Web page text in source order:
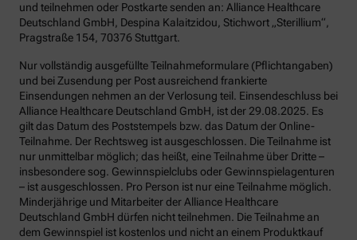
und teilnehmen oder Postkarte senden an: Alliance Healthcare
Deutschland GmbH, Despina Kalaitzidou, Stichwort „Sterillium“,
Pragstraße 154, 70376 Stuttgart.
Nur vollständig ausgefüllte Teilnahmeformulare (Pflichtangaben)
und bei Zusendung per Post ausreichend frankierte
Einsendungen nehmen an der Verlosung teil. Einsendeschluss bei
Alliance Healthcare Deutschland GmbH, ist der 29.08.2025. Es
gilt das Datum des Poststempels bzw. das Datum der Online-
Teilnahme. Der Rechtsweg ist ausgeschlossen. Die Teilnahme ist
nur unmittelbar möglich; das heißt, eine Teilnahme über Dritte –
insbesondere sog. Gewinnspielclubs oder Gewinnspielagenturen
– ist ausgeschlossen. Pro Person ist nur eine Teilnahme möglich.
Minderjährige und Mitarbeiter der Alliance Healthcare
Deutschland GmbH dürfen nicht teilnehmen. Die Teilnahme an
dem Gewinnspiel ist kostenlos und nicht an einem Produktkauf